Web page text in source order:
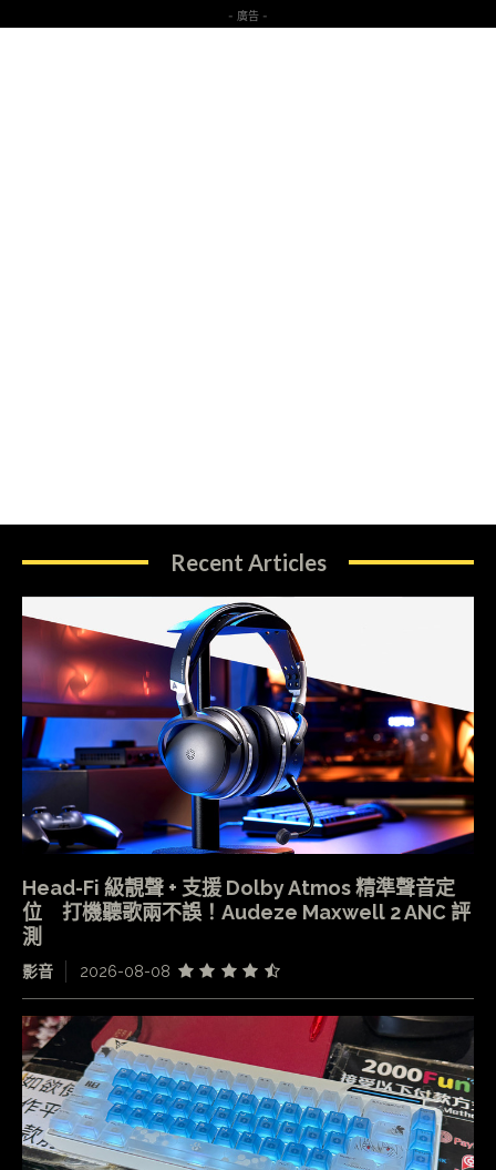
- 廣告 -
Recent Articles
Head-Fi 級靚聲 + 支援 Dolby Atmos 精準聲音定
位 打機聽歌兩不誤！Audeze Maxwell 2 ANC 評
測
影音 2026-08-08